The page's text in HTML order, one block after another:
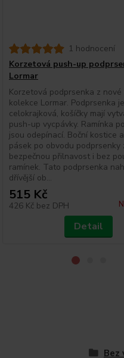
1 hodnocení
Korzetová push-up
Lormar
Korzetová podprsenka z
kolekce Lormar. Podprsenka je
celokrajková, košíčky mají
push-up vycpávky. Ramínka
jsou odepínací. Boční kostice
pásek po obvodu podprsenky
bezpečnou přilnavost i bez
ramínek. Tato podprsenka
dřívější ob...
515 Kč
426 Kč bez DPH
Detail
Bez